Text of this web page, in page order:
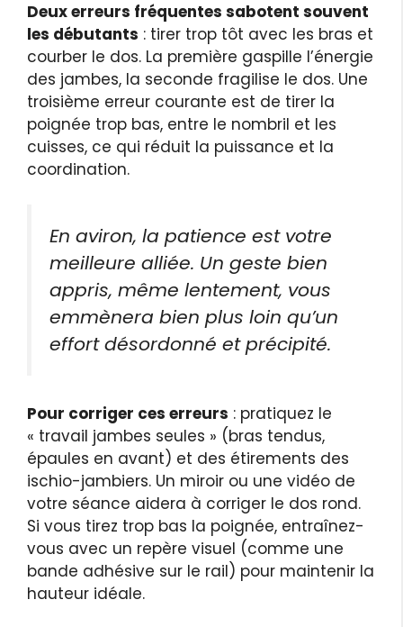
Deux erreurs fréquentes sabotent souvent
les débutants : tirer trop tôt avec les bras et
courber le dos. La première gaspille l’énergie
des jambes, la seconde fragilise le dos. Une
troisième erreur courante est de tirer la
poignée trop bas, entre le nombril et les
cuisses, ce qui réduit la puissance et la
coordination.
En aviron, la patience est votre
meilleure alliée. Un geste bien
appris, même lentement, vous
emmènera bien plus loin qu’un
effort désordonné et précipité.
Pour corriger ces erreurs : pratiquez le
« travail jambes seules » (bras tendus,
épaules en avant) et des étirements des
ischio-jambiers. Un miroir ou une vidéo de
votre séance aidera à corriger le dos rond.
Si vous tirez trop bas la poignée, entraînez-
vous avec un repère visuel (comme une
bande adhésive sur le rail) pour maintenir la
hauteur idéale.